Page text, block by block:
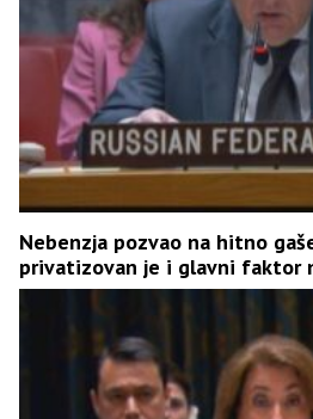
Nebenzja pozvao na hitno
privatizovan je i glavni faktor